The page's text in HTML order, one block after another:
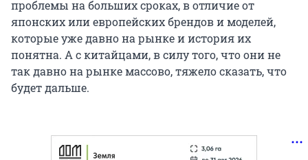
проблемы на больших сроках, в отличие от
японских или европейских брендов и моделей,
которые уже давно на рынке и история их
понятна. А с китайцами, в силу того, что они не
так давно на рынке массово, тяжело сказать, что
будет дальше.